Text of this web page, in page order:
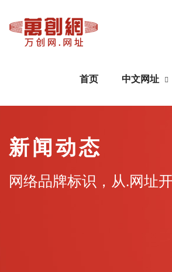
首页 中文网址
新闻动态
网络品牌标识，从.网址